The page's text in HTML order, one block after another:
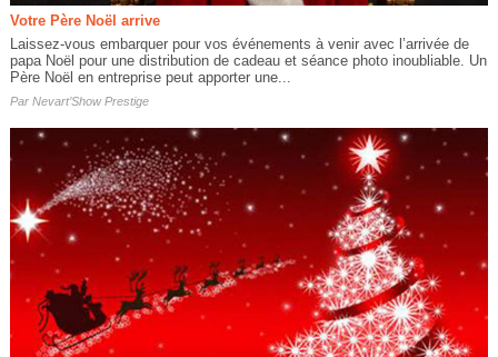
Votre Père Noël arrive
Laissez-vous embarquer pour vos événements à venir avec l’arrivée de
papa Noël pour une distribution de cadeau et séance photo inoubliable. Un
Père Noël en entreprise peut apporter une...
Par Nevart’Show Prestige